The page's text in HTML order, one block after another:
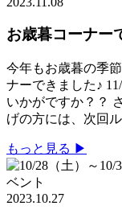
お歳暮コーナー
今年もお歳暮の季
ナーできました♪
いかがですか？？
げの方には、次回
もっと見る ▶︎
ベント
2023.10.27